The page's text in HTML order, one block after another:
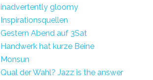
inadvertently gloomy
Inspirationsquellen
Gestern Abend auf 3Sat
Handwerk hat kurze Beine
Monsun
Qual der Wahl? Jazz is the answer